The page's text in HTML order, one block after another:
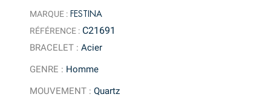
MARQUE : FESTINA
RÉFÉRENCE : C21691
BRACELET :Acier
GENRE : Homme
MOUVEMENT :Quartz